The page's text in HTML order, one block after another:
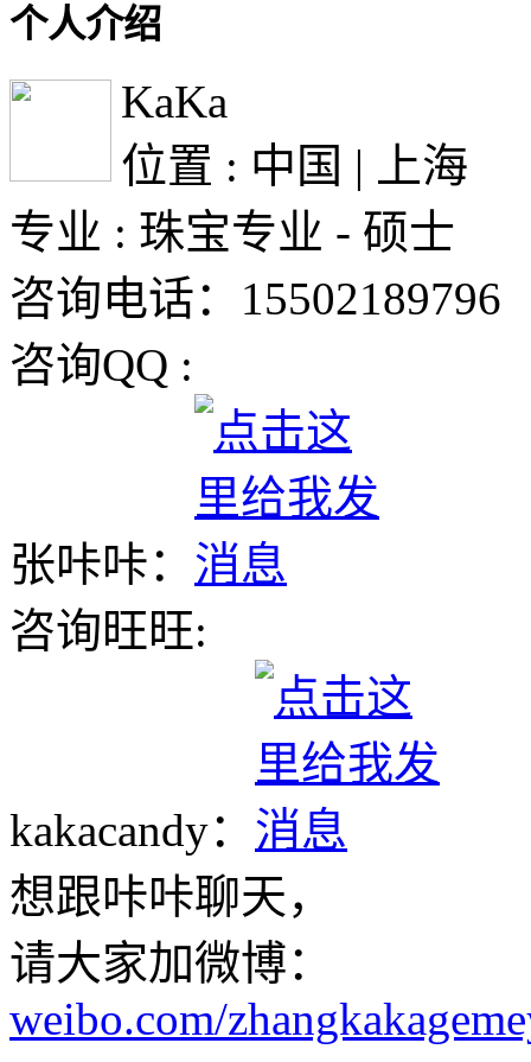
个人介绍
KaKa
位置 : 中国 | 上海
专业 : 珠宝专业 - 硕士
咨询电话：15502189796
咨询QQ :
张咔咔：
咨询旺旺:
kakacandy：
想跟咔咔聊天，
请大家加微博：
weibo.com/